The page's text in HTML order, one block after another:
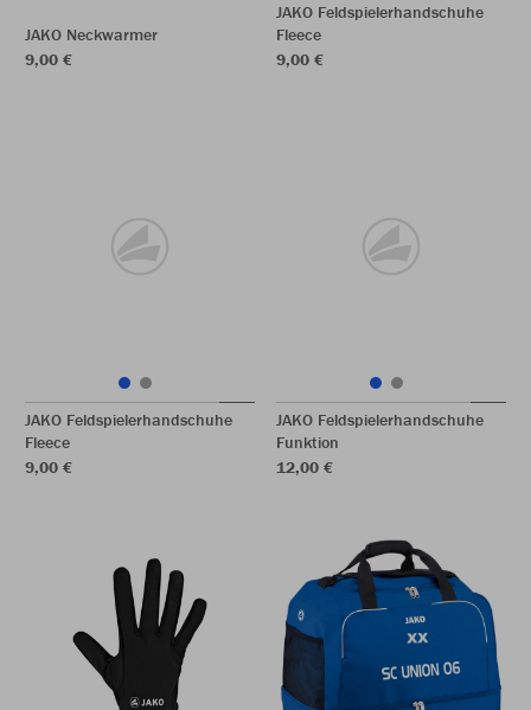
JAKO Neckwarmer
9,00 €
JAKO Feldspielerhandschuhe
Fleece
9,00 €
JAKO Feldspielerhandschuhe
Fleece
9,00 €
JAKO Feldspielerhandschuhe
Funktion
12,00 €